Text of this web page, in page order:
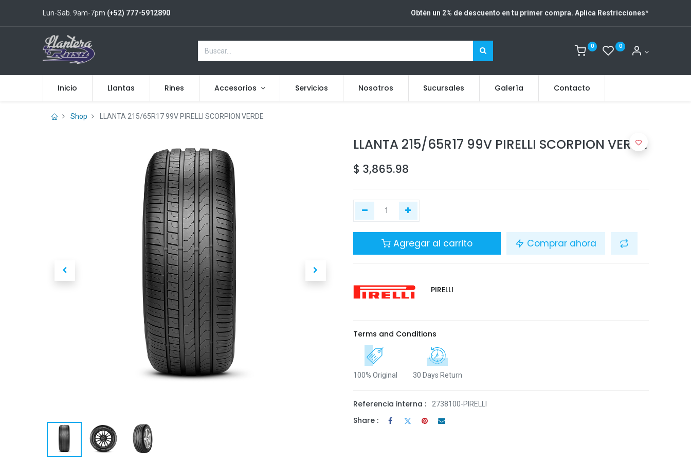
Lun-Sab. 9am-7pm (+52) 777-5912890 Obtén un 2% de descuento en tu primer compra. Aplica Restricciones*
0 0
Inicio Llantas Rines Accesorios Servicios Nosotros Sucursales Galería Contacto
Shop LLANTA 215/65R17 99V PIRELLI SCORPION VERDE
LLANTA 215/65R17 99V PIRELLI SCORPION VERDE
$ 3,865.98
Agregar al carrito Comprar ahora
PIRELLI
Terms and Conditions
100% Original 30 Days Return
Referencia interna : 2738100-PIRELLI
Share :